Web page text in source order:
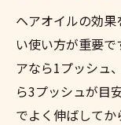
ヘアオイルの効
い使い方が重要
アなら1プッシュ
ら3プッシュが目
でよく伸ばして